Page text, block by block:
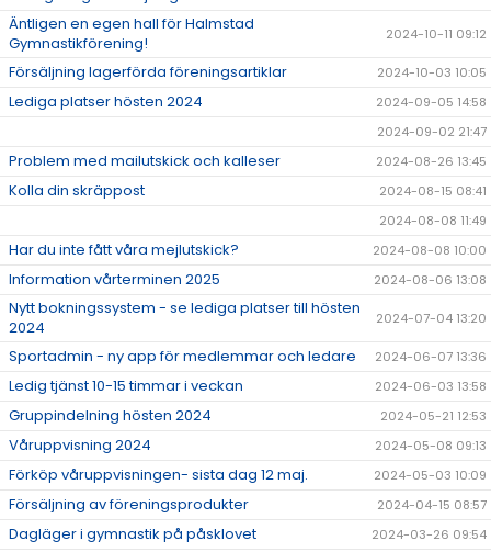
Äntligen en egen hall för Halmstad
Gymnastikförening!
2024-10-11 09:12
Försäljning lagerförda föreningsartiklar 2024-10-03 10:05
Lediga platser hösten 2024
2024-09-05 14:58
2024-09-02 21:47
Problem med mailutskick och kalleser 2024-08-26 13:45
Kolla din skräppost
2024-08-15 08:41
2024-08-08 11:49
Har du inte fått våra mejlutskick? 2024-08-08 10:00
Information vårterminen 2025 2024-08-06 13:08
Nytt bokningssystem - se lediga platser till hösten
2024
2024-07-04 13:20
Sportadmin - ny app för medlemmar och ledare 2024-06-07 13:36
Ledig tjänst 10-15 timmar i veckan 2024-06-03 13:58
Gruppindelning hösten 2024 2024-05-21 12:53
Våruppvisning 2024 2024-05-08 09:13
Förköp våruppvisningen- sista dag 12 maj. 2024-05-03 10:09
Försäljning av föreningsprodukter 2024-04-15 08:57
Dagläger i gymnastik på påsklovet 2024-03-26 09:54